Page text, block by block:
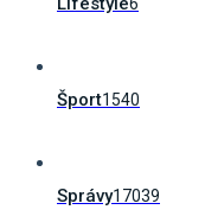
Šport1540
Správy17039